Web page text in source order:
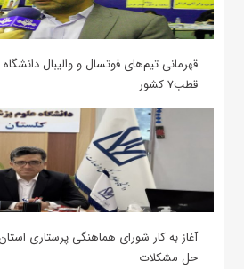
قهرمانی تیم‌های فوتسال و والیبال
قطب۷ کشور
آغاز به کار شورای هماهنگی پرستاری
حل مشکلات